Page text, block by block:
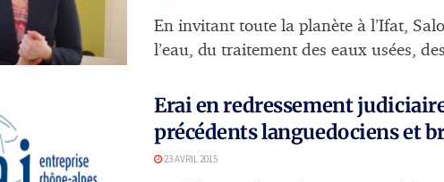
En invitant toute la planète à l’Ifat,
l’eau, du traitement des eaux usées,
Erai en redressement
précédents languedociens et
23 AVRIL 2015